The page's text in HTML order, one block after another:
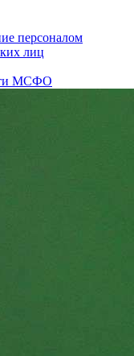
персоналом
лиц
МСФО